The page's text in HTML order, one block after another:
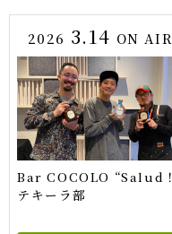
2026 3.14 ON AIR
Bar COCOLO “Salud！
テキーラ部